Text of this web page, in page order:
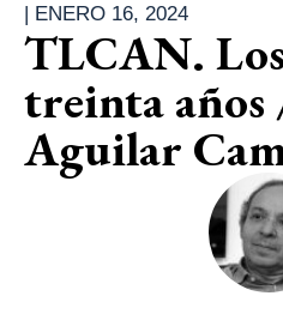
| ENERO 16, 2024
TLCAN.
treinta
Aguilar